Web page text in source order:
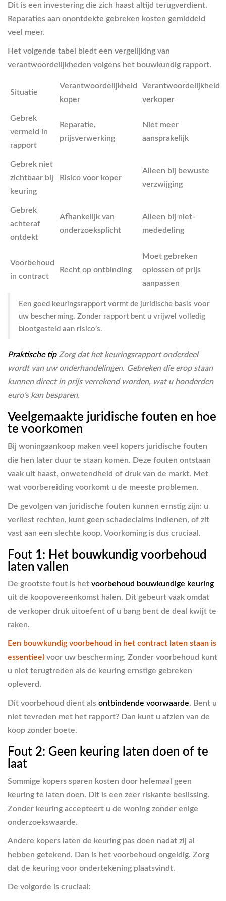
Dit is een investering die zich haast altijd terugverdient.
Reparaties aan onontdekte gebreken kosten gemiddeld
veel meer.
Het volgende tabel biedt een vergelijking van
verantwoordelijkheden volgens het bouwkundig rapport.
Situatie
Verantwoordelijkheid
koper
Verantwoordelijkheid
verkoper
Gebrek
vermeld in
rapport
Reparatie,
prijsverwerking
Niet meer
aansprakelijk
Gebrek niet
zichtbaar bij
keuring
Risico voor koper
Alleen bij bewuste
verzwijging
Gebrek
achteraf
ontdekt
Afhankelijk van
onderzoeksplicht
Alleen bij niet-
mededeling
Voorbehoud
in contract
Recht op ontbinding
Moet gebreken
oplossen of prijs
aanpassen
Een goed keuringsrapport vormt de juridische basis voor
uw bescherming. Zonder rapport bent u vrijwel volledig
blootgesteld aan risico’s.
Praktische tip Zorg dat het keuringsrapport onderdeel
wordt van uw onderhandelingen. Gebreken die erop staan
kunnen direct in prijs verrekend worden, wat u honderden
euro’s kan besparen.
Veelgemaakte juridische fouten en hoe
te voorkomen
Bij woningaankoop maken veel kopers juridische fouten
die hen later duur te staan komen. Deze fouten ontstaan
vaak uit haast, onwetendheid of druk van de markt. Met
wat voorbereiding voorkomt u de meeste problemen.
De gevolgen van juridische fouten kunnen ernstig zijn: u
verliest rechten, kunt geen schadeclaims indienen, of zit
vast aan een slechte koop. Voorkoming is dus cruciaal.
Fout 1: Het bouwkundig voorbehoud
laten vallen
De grootste fout is het voorbehoud bouwkundige keuring
uit de koopovereenkomst halen. Dit gebeurt vaak omdat
de verkoper druk uitoefent of u bang bent de deal kwijt te
raken.
Een bouwkundig voorbehoud in het contract laten staan is
essentieel voor uw bescherming. Zonder voorbehoud kunt
u niet terugtreden als de keuring ernstige gebreken
opleverd.
Dit voorbehoud dient als ontbindende voorwaarde. Bent u
niet tevreden met het rapport? Dan kunt u afzien van de
koop zonder boete.
Fout 2: Geen keuring laten doen of te
laat
Sommige kopers sparen kosten door helemaal geen
keuring te laten doen. Dit is een zeer riskante beslissing.
Zonder keuring accepteert u de woning zonder enige
onderzoekswaarde.
Andere kopers laten de keuring pas doen nadat zij al
hebben getekend. Dan is het voorbehoud ongeldig. Zorg
dat de keuring voor ondertekening plaatsvindt.
De volgorde is cruciaal: